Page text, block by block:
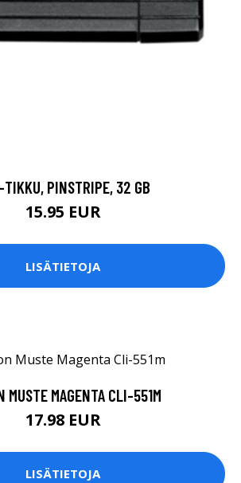
TIKKU, PINSTRIPE, 32 GB
15.95 EUR
LISÄTIETOJA
MUSTE MAGENTA CLI-551M
17.98 EUR
LISÄTIETOJA